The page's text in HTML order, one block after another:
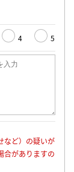
4 5
など）の疑いが
合がありますの